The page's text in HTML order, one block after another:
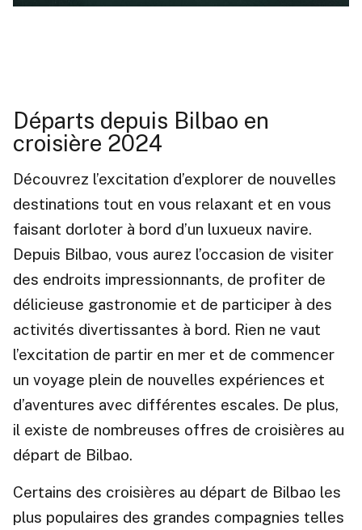
Départs depuis Bilbao en
croisière 2024
Découvrez l’excitation d’explorer de nouvelles
destinations tout en vous relaxant et en vous
faisant dorloter à bord d’un luxueux navire.
Depuis Bilbao, vous aurez l’occasion de visiter
des endroits impressionnants, de profiter de
délicieuse gastronomie et de participer à des
activités divertissantes à bord. Rien ne vaut
l’excitation de partir en mer et de commencer
un voyage plein de nouvelles expériences et
d’aventures avec différentes escales. De plus,
il existe de nombreuses offres de croisières au
départ de Bilbao.
Certains des croisières au départ de Bilbao les
plus populaires des grandes compagnies telles